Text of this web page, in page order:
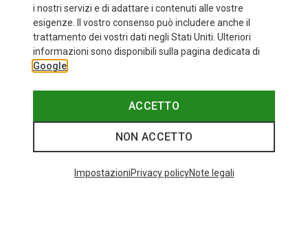
+10
fino a 30%
I più cercati
i nostri servizi e di adattare i contenuti alle vostre
esigenze. Il vostro consenso può includere anche il
trattamento dei vostri dati negli Stati Uniti. Ulteriori
informazioni sono disponibili sulla pagina dedicata di
Google
ACCETTO
NON ACCETTO
ImpostazioniPrivacy policyNote legali